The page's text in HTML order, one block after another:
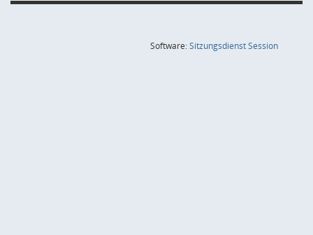
Software:SitzungsdienstSession(Wird in